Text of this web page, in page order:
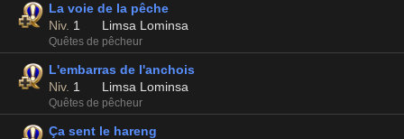
La voie de la pêche
Niv. 1 Limsa Lominsa
Quêtes de pêcheur
L'embarras de l'anchois
Niv. 1 Limsa Lominsa
Quêtes de pêcheur
Ça sent le hareng